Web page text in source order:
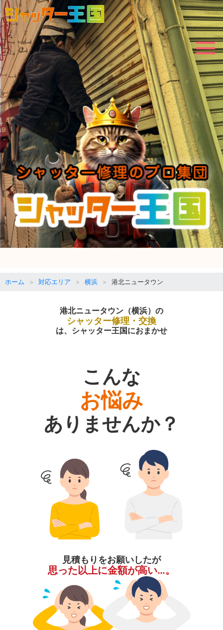
ホーム 対応エリア 横浜 港北ニュータウン
港北ニュータウン（横浜）の
シャッター修理・交換
は、シャッター王国におまかせ
こんな
お悩み
ありませんか？
見積もりをお願いしたが
思った以上に金額が高い…。